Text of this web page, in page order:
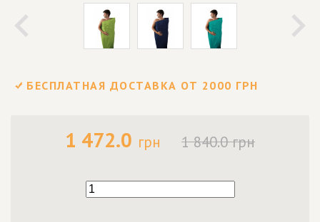
БЕСПЛАТНАЯ ДОСТАВКА ОТ 2000 ГРН
1 472.0 грн 1 840.0 грн